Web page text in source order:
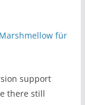
für
support
there still